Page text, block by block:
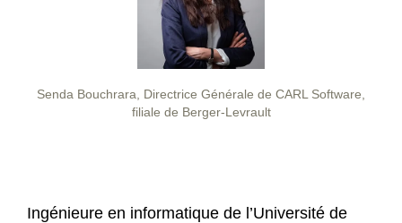
Senda Bouchrara, Directrice Générale de CARL Software,
filiale de Berger-Levrault
Ingénieure en informatique de l’Université de